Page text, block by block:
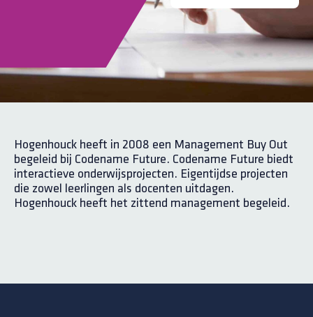
Hogenhouck heeft in 2008 een Management Buy Out
begeleid bij Codename Future. Codename Future biedt
interactieve onderwijsprojecten. Eigentijdse projecten
die zowel leerlingen als docenten uitdagen.
Hogenhouck heeft het zittend management begeleid.